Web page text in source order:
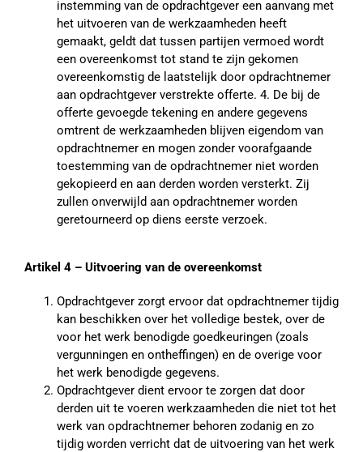
instemming van de opdrachtgever een aanvang met
het uitvoeren van de werkzaamheden heeft
gemaakt, geldt dat tussen partijen vermoed wordt
een overeenkomst tot stand te zijn gekomen
overeenkomstig de laatstelijk door opdrachtnemer
aan opdrachtgever verstrekte offerte. 4. De bij de
offerte gevoegde tekening en andere gegevens
omtrent de werkzaamheden blijven eigendom van
opdrachtnemer en mogen zonder voorafgaande
toestemming van de opdrachtnemer niet worden
gekopieerd en aan derden worden versterkt. Zij
zullen onverwijld aan opdrachtnemer worden
geretourneerd op diens eerste verzoek.
Artikel 4 – Uitvoering van de overeenkomst
Opdrachtgever zorgt ervoor dat opdrachtnemer tijdig
kan beschikken over het volledige bestek, over de
voor het werk benodigde goedkeuringen (zoals
vergunningen en ontheffingen) en de overige voor
het werk benodigde gegevens.
Opdrachtgever dient ervoor te zorgen dat door
derden uit te voeren werkzaamheden die niet tot het
werk van opdrachtnemer behoren zodanig en zo
tijdig worden verricht dat de uitvoering van het werk